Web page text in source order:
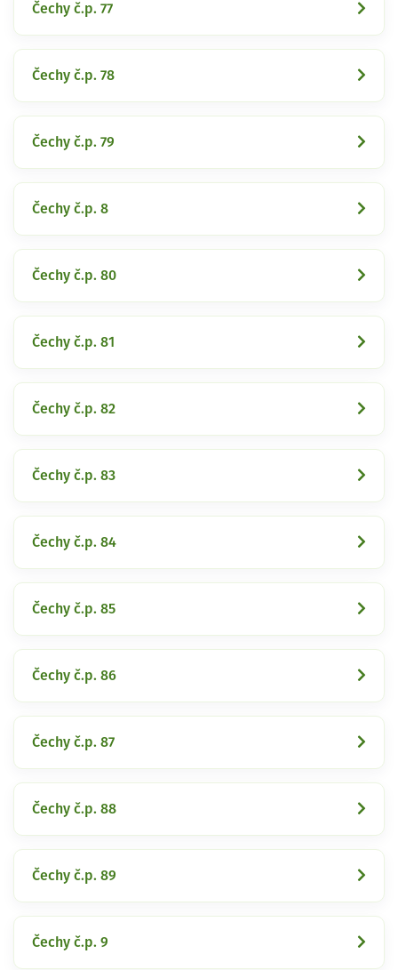
Čechy č.p. 77
Čechy č.p. 78
Čechy č.p. 79
Čechy č.p. 8
Čechy č.p. 80
Čechy č.p. 81
Čechy č.p. 82
Čechy č.p. 83
Čechy č.p. 84
Čechy č.p. 85
Čechy č.p. 86
Čechy č.p. 87
Čechy č.p. 88
Čechy č.p. 89
Čechy č.p. 9